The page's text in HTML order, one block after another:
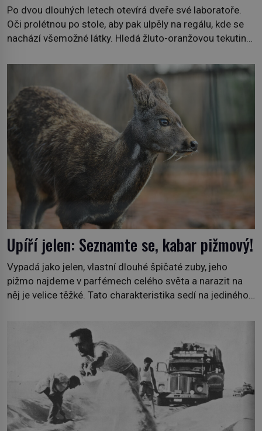
Po dvou dlouhých letech otevírá dveře své laboratoře.
Oči prolétnou po stole, aby pak ulpěly na regálu, kde se
nachází všemožné látky. Hledá žluto-oranžovou tekutinu,
plán dokončit. Pod termínem aqua regia se skrývá
směs s názvem lučavka královská. Svůj přídomek nemá
pro nic za nic, […]
Upíří jelen: Seznamte se, kabar pižmový!
Vypadá jako jelen, vlastní dlouhé špičaté zuby, jeho
pižmo najdeme v parfémech celého světa a narazit na
něj je velice těžké. Tato charakteristika sedí na jediného
1778), jenže v Asii o něm ví už celá staletí. Zvíře
připomíná jelena, v kohoutku dosahuje […]